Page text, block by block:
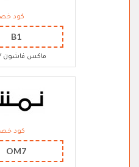
كود خصم
B1
ماكس فاشون
كود خصم
OM7